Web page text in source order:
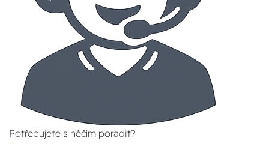
Potřebujete s něčím poradit?